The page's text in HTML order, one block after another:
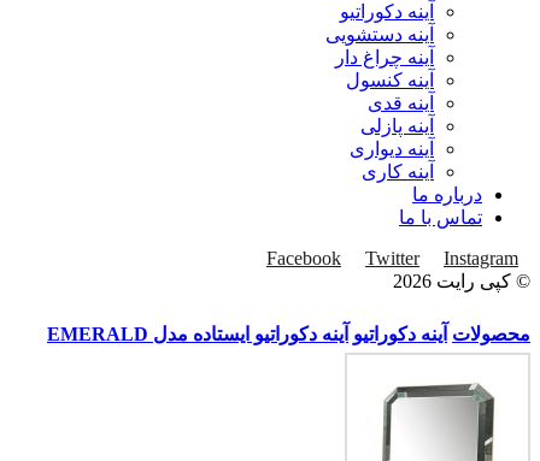
آینه دکوراتیو
آینه دستشویی
آینه چراغ دار
آینه کنسول
آینه قدی
آینه پازلی
آینه دیواری
آینه کاری
درباره ما
تماس با ما
Facebook
Twitter
Instagram
© کپی رایت 2026
محصولات آینه دکوراتیو آینه دکوراتیو ایستاده مدل EMERALD